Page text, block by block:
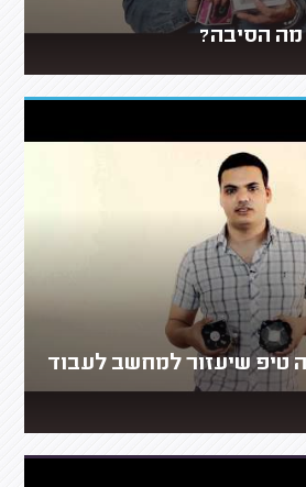
הסיבה?
טיפ שיעזור למחשב לעבוד